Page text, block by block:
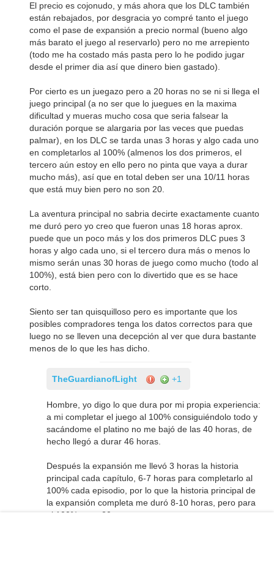
El precio es cojonudo, y más ahora que los DLC también
están rebajados, por desgracia yo compré tanto el juego
como el pase de expansión a precio normal (bueno algo
más barato el juego al reservarlo) pero no me arrepiento
(todo me ha costado más pasta pero lo he podido jugar
desde el primer dia así que dinero bien gastado).
Por cierto es un juegazo pero a 20 horas no se ni si llega el
juego principal (a no ser que lo juegues en la maxima
dificultad y mueras mucho cosa que seria falsear la
duración porque se alargaria por las veces que puedas
palmar), en los DLC se tarda unas 3 horas y algo cada uno
en completarlos al 100% (almenos los dos primeros, el
tercero aún estoy en ello pero no pinta que vaya a durar
mucho más), así que en total deben ser una 10/11 horas
que está muy bien pero no son 20.
La aventura principal no sabria decirte exactamente cuanto
me duró pero yo creo que fueron unas 18 horas aprox.
puede que un poco más y los dos primeros DLC pues 3
horas y algo cada uno, si el tercero dura más o menos lo
mismo serán unas 30 horas de juego como mucho (todo al
100%), está bien pero con lo divertido que es se hace
corto.
Siento ser tan quisquilloso pero es importante que los
posibles compradores tenga los datos correctos para que
luego no se lleven una decepción al ver que dura bastante
menos de lo que les has dicho.
TheGuardianofLight +1
Hombre, yo digo lo que dura por mi propia experiencia:
a mi completar el juego al 100% consiguiéndolo todo y
sacándome el platino no me bajó de las 40 horas, de
hecho llegó a durar 46 horas.
Después la expansión me llevó 3 horas la historia
principal cada capítulo, 6-7 horas para completarlo al
100% cada episodio, por lo que la historia principal de
la expansión completa me duró 8-10 horas, pero para
el 100% unas 20.